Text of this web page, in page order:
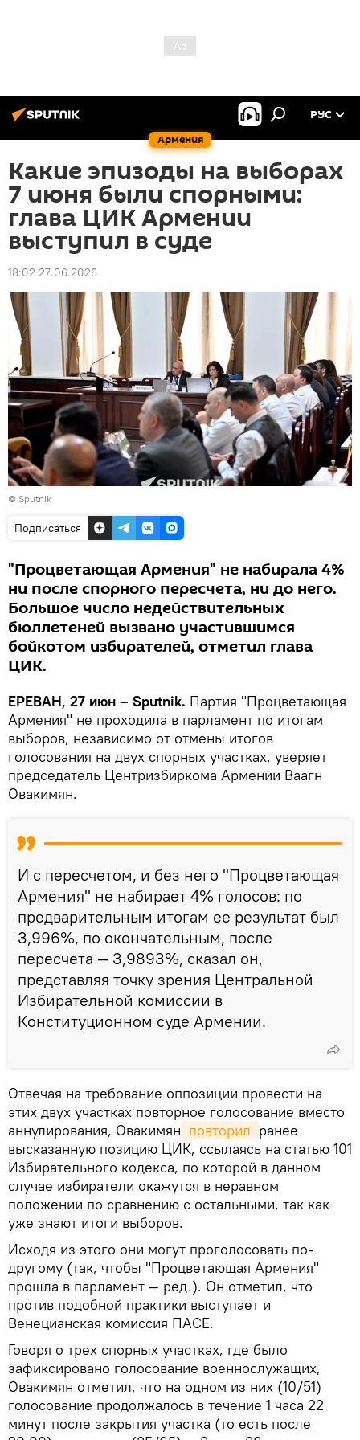
Армения
РУС
Какие эпизоды на выборах
7 июня были спорными:
глава ЦИК Армении
выступил в суде
18:02 27.06.2026
© Sputnik
Подписаться
"Процветающая Армения" не набирала 4%
ни после спорного пересчета, ни до него.
Большое число недействительных
бюллетеней вызвано участившимся
бойкотом избирателей, отметил глава
ЦИК.
ЕРЕВАН, 27 июн – Sputnik. Партия "Процветающая
Армения" не проходила в парламент по итогам
выборов, независимо от отмены итогов
голосования на двух спорных участках, уверяет
председатель Центризбиркома Армении Ваагн
Овакимян.
И с пересчетом, и без него "Процветающая
Армения" не набирает 4% голосов: по
предварительным итогам ее результат был
3,996%, по окончательным, после
пересчета — 3,9893%, сказал он,
представляя точку зрения Центральной
Избирательной комиссии в
Конституционном суде Армении.
Отвечая на требование оппозиции провести на
этих двух участках повторное голосование вместо
аннулирования, Овакимян повторил ранее
высказанную позицию ЦИК, ссылаясь на статью 101
Избирательного кодекса, по которой в данном
случае избиратели окажутся в неравном
положении по сравнению с остальными, так как
уже знают итоги выборов.
Исходя из этого они могут проголосовать по-
другому (так, чтобы "Процветающая Армения"
прошла в парламент — ред.). Он отметил, что
против подобной практики выступает и
Венецианская комиссия ПАСЕ.
Говоря о трех спорных участках, где было
зафиксировано голосование военнослужащих,
Овакимян отметил, что на одном из них (10/51)
голосование продолжалось в течение 1 часа 22
минут после закрытия участка (то есть после